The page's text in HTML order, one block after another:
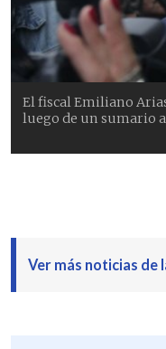
El fiscal Emiliano
luego de un sumario
Ver más noticias de